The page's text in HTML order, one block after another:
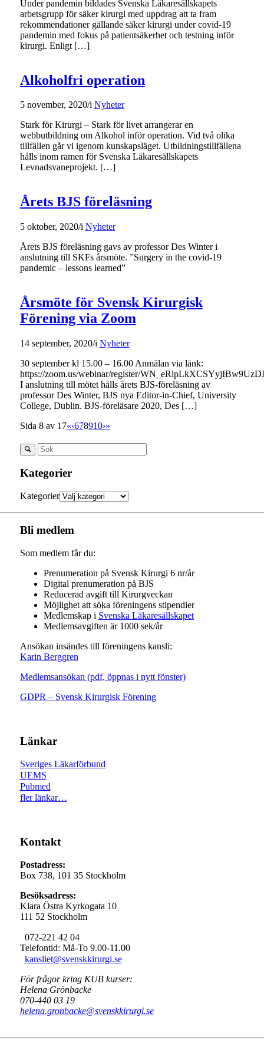
Under pandemin bildades Svenska Läkaresällskapets
arbetsgrupp för säker kirurgi med uppdrag att ta fram
rekommendationer gällande säker kirurgi under covid-19
pandemin med fokus på patientsäkerhet och testning inför
kirurgi. Enligt […]
Alkoholfri operation
5 november, 2020/i Nyheter
Stark för Kirurgi – Stark för livet arrangerar en
webbutbildning om Alkohol inför operation. Vid två olika
tillfällen går vi igenom kunskapsläget. Utbildningstillfällena
hålls inom ramen för Svenska Läkaresällskapets
Levnadsvaneprojekt. […]
Årets BJS föreläsning
5 oktober, 2020/i Nyheter
Årets BJS föreläsning gavs av professor Des Winter i
anslutning till SKFs årsmöte. ”Surgery in the covid-19
pandemic – lessons learned”
Årsmöte för Svensk Kirurgisk
Förening via Zoom
14 september, 2020/i Nyheter
30 september kl 15.00 – 16.00 Anmälan via länk:
https://zoom.us/webinar/register/
I anslutning till mötet hålls årets BJS-föreläsning av
professor Des Winter, BJS nya Editor-in-Chief, University
College, Dublin. BJS-föreläsare 2020, Des […]
Sida 8 av 17«‹678910›»
Kategorier
Kategorier
Bli medlem
Som medlem får du:
Prenumeration på Svensk Kirurgi 6 nr/år
Digital prenumeration på BJS
Reducerad avgift till Kirurgveckan
Möjlighet att söka föreningens stipendier
Medlemskap i Svenska Läkaresällskapet
Medlemsavgiften är 1000 sek/år
Ansökan insändes till föreningens kansli:
Karin Berggren
Medlemsansökan (pdf, öppnas i nytt fönster)
GDPR – Svensk Kirurgisk Förening
Länkar
Sveriges Läkarförbund
UEMS
Pubmed
fler länkar…
Kontakt
Postadress:
Box 738, 101 35 Stockholm
Besöksadress:
Klara Östra Kyrkogata 10
111 52 Stockholm
072-221 42 04
Telefontid: Må-To 9.00-11.00
kansliet@svenskkirurgi.se
För frågor kring KUB kurser:
Helena Grönbacke
070-440 03 19
helena.gronbacke@svenskkirurgi.se